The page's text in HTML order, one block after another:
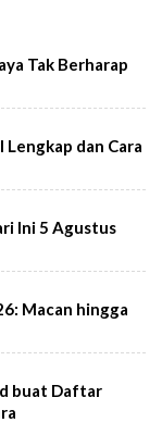
Tak Berharap
Lengkap dan Cara
Ini 5 Agustus
Macan hingga
buat Daftar